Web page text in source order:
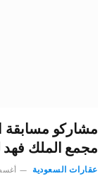
مجمع الملك
عقارات السعودية أغسطس